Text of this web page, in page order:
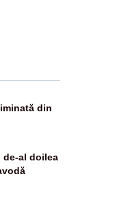
din
de-al doilea